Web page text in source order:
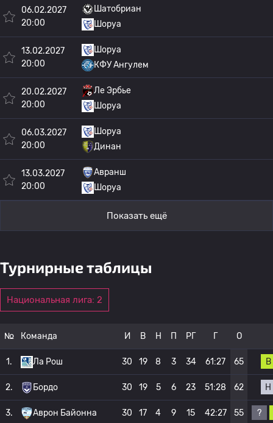
06.02.2027
20:00
Шатобриан
Шоруа
13.02.2027
20:00
Шоруа
КФУ Ангулем
20.02.2027
20:00
Ле Эрбье
Шоруа
06.03.2027
20:00
Шоруа
Динан
13.03.2027
20:00
Авранш
Шоруа
Показать ещё
Турнирные таблицы
Национальная лига: 2
№ Команда И В Н П РГ Г О
1. Ла Рош 30 19 8 3 34 61:27 65 В
2. Бордо 30 19 5 6 23 51:28 62 Н
3. Аврон Байонна 30 17 4 9 15 42:27 55 ?